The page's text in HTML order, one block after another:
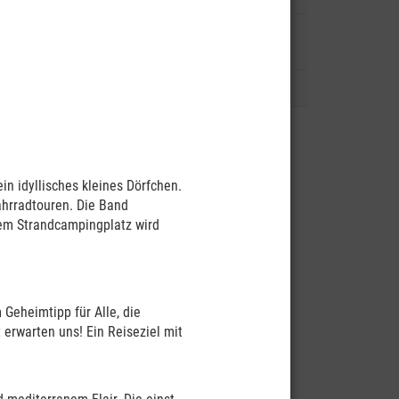
idyllisches kleines Dörfchen.
Die Band
Strandcampingplatz wird
für Alle, die
uns! Ein Reiseziel mit
all
nicht
wie